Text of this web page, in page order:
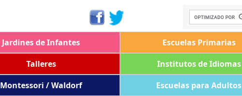
Jardines de Infantes Escuelas Primarias
Talleres Institutos de Idiomas
Montessori / Waldorf Escuelas para Adultos